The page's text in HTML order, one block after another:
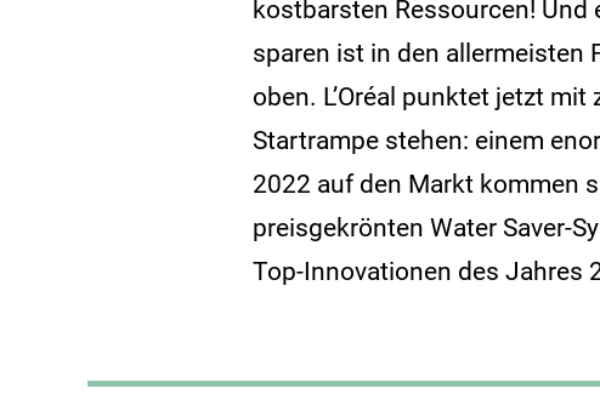
kostbarsten Ressourcen!
sparen ist in den allermeisten
oben. L’Oréal punktet jetzt
Startrampe stehen: einem
2022 auf den Markt kommen
preisgekrönten Water Saver-
Top-Innovationen des Jahres